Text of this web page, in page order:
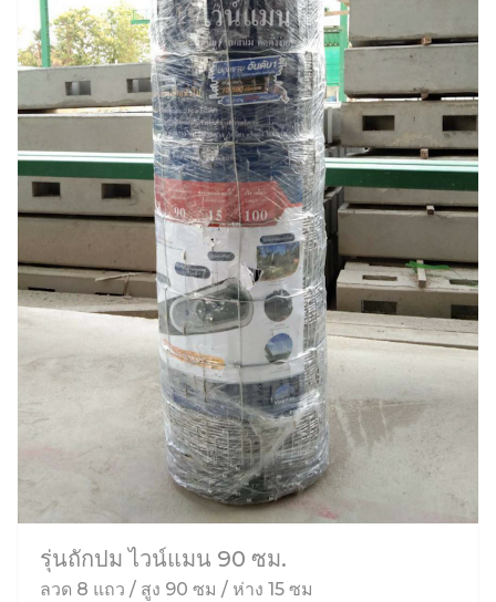
รุ่นถักปม ไวน์แมน 90 ซม.
ลวด 8 แถว / สูง 90 ซม / ห่าง 15 ซม